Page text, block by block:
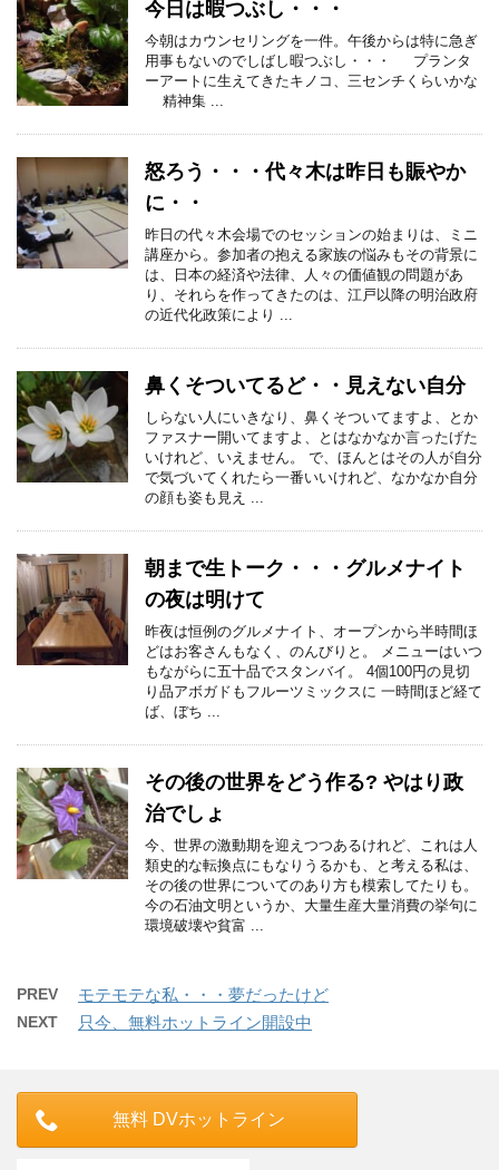
今日は暇つぶし・・・
今朝はカウンセリングを一件。午後からは特に急ぎ
用事もないのでしばし暇つぶし・・・ プランタ
ーアートに生えてきたキノコ、三センチくらいかな
精神集 ...
怒ろう・・・代々木は昨日も賑やか
に・・
昨日の代々木会場でのセッションの始まりは、ミニ
講座から。参加者の抱える家族の悩みもその背景に
は、日本の経済や法律、人々の価値観の問題があ
り、それらを作ってきたのは、江戸以降の明治政府
の近代化政策により ...
鼻くそついてるど・・見えない自分
しらない人にいきなり、鼻くそついてますよ、とか
ファスナー開いてますよ、とはなかなか言ったげた
いけれど、いえません。 で、ほんとはその人が自分
で気づいてくれたら一番いいけれど、なかなか自分
の顔も姿も見え ...
朝まで生トーク・・・グルメナイト
の夜は明けて
昨夜は恒例のグルメナイト、オープンから半時間ほ
どはお客さんもなく、のんびりと。 メニューはいつ
もながらに五十品でスタンバイ。 4個100円の見切
り品アボガドもフルーツミックスに 一時間ほど経て
ば、ぼち ...
その後の世界をどう作る? やはり政
治でしょ
今、世界の激動期を迎えつつあるけれど、これは人
類史的な転換点にもなりうるかも、と考える私は、
その後の世界についてのあり方も模索してたりも。
今の石油文明というか、大量生産大量消費の挙句に
環境破壊や貧富 ...
PREV モテモテな私・・・夢だったけど
NEXT 只今、無料ホットライン開設中
無料 DVホットライン